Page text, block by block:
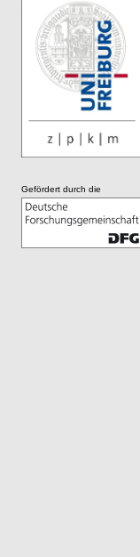
Gefördert durch die